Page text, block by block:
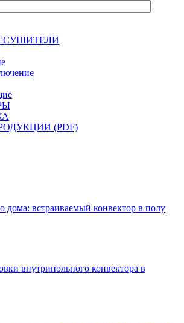
(PDF)
дома: встраиваемый конвектор в полу
внутрипольного конвектора в